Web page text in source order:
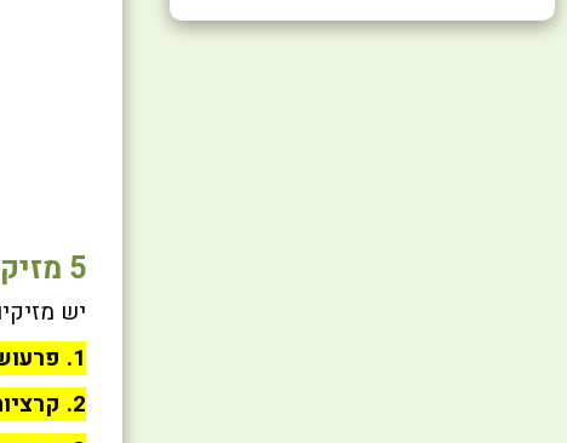
5 מזיקים שעלולים להיות מסוכנים לחתול שלכם
יש
1. פרעושים:
2. קרציות: